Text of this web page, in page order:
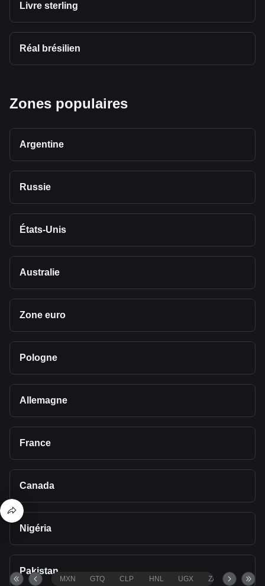
Livre sterling
Réal brésilien
Zones populaires
Argentine
Russie
États-Unis
Australie
Zone euro
Pologne
Allemagne
France
Canada
Nigéria
Pakistan
MXN GTQ CLP HNL UGX ZAR TND